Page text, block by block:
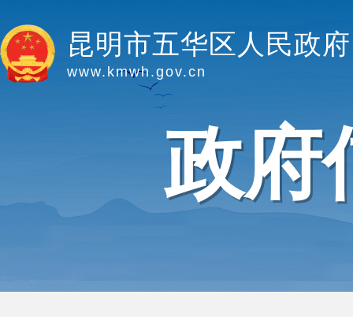
昆明市五华区人民政府
www.kmwh.gov.cn
政府